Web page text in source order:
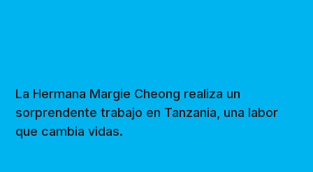
La Hermana Margie Cheong realiza un
sorprendente trabajo en Tanzania, una labor
que cambia vidas.